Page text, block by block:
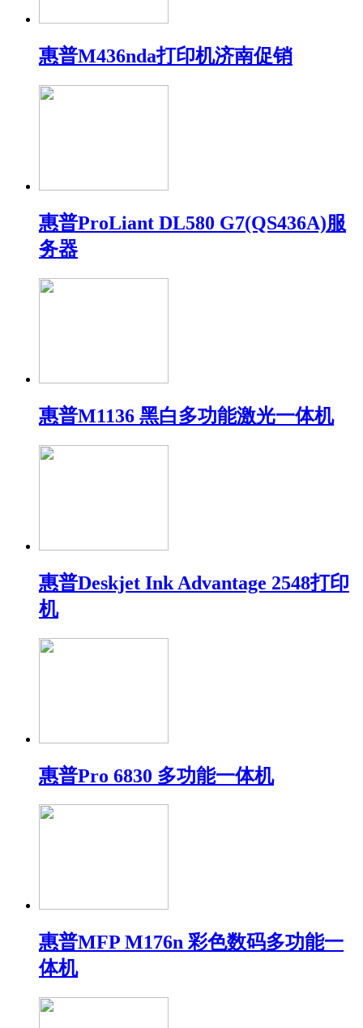
惠普M436nda打印机济南促销
惠普ProLiant DL580 G7(QS436A)服
务器
惠普M1136 黑白多功能激光一体机
惠普Deskjet Ink Advantage 2548打印
机
惠普Pro 6830 多功能一体机
惠普MFP M176n 彩色数码多功能一
体机